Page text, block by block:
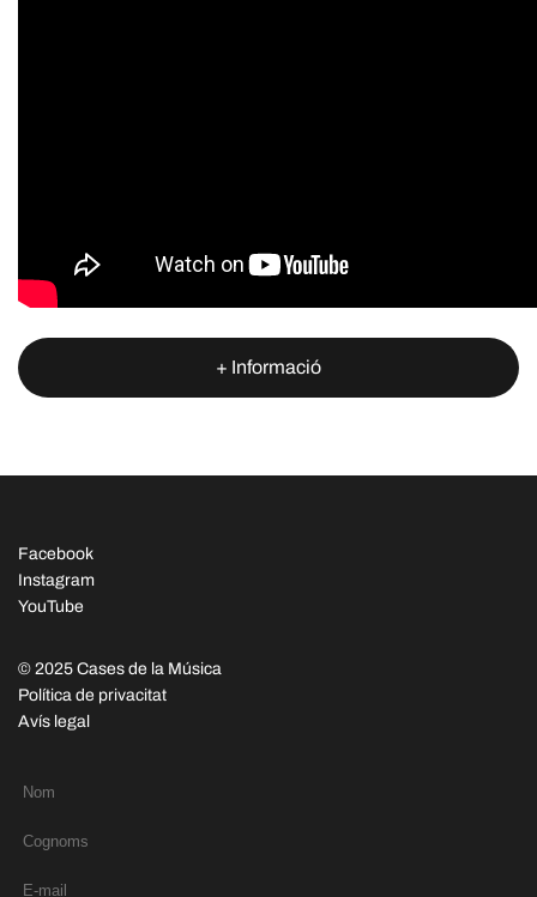
+ Informació
Facebook
Instagram
YouTube
© 2025 Cases de la Música
Política de privacitat
Avís legal